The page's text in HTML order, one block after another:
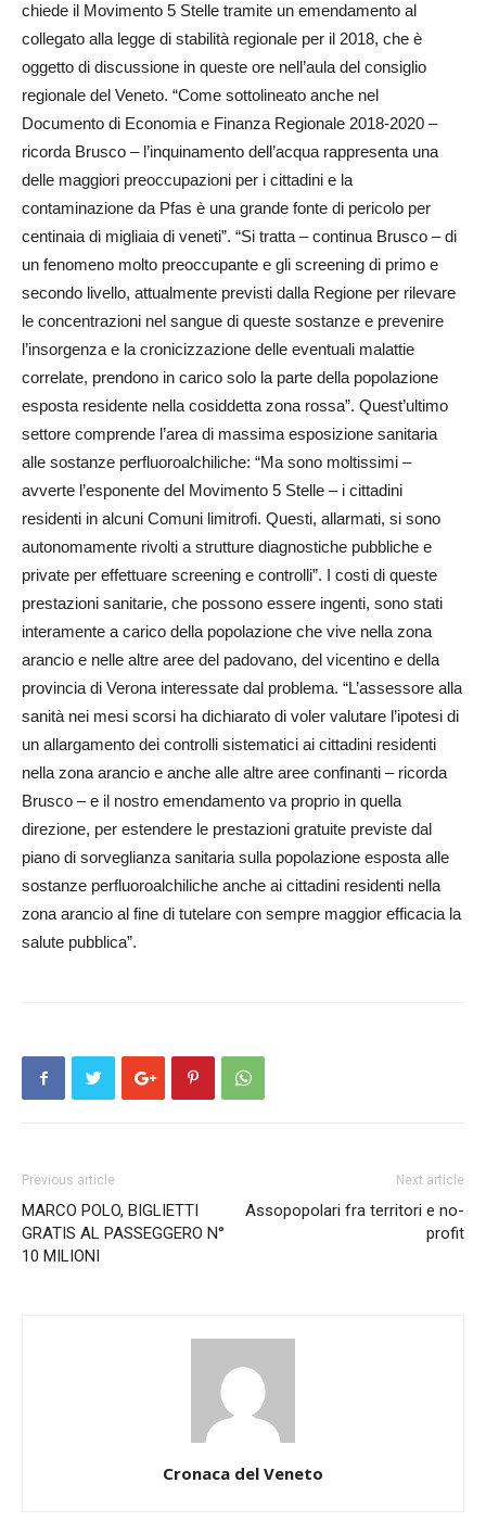
chiede il Movimento 5 Stelle tramite un emendamento al
collegato alla legge di stabilità regionale per il 2018, che è
oggetto di discussione in queste ore nell’aula del consiglio
regionale del Veneto. “Come sottolineato anche nel
Documento di Economia e Finanza Regionale 2018-2020 –
ricorda Brusco – l’inquinamento dell’acqua rappresenta una
delle maggiori preoccupazioni per i cittadini e la
contaminazione da Pfas è una grande fonte di pericolo per
centinaia di migliaia di veneti”. “Si tratta – continua Brusco – di
un fenomeno molto preoccupante e gli screening di primo e
secondo livello, attualmente previsti dalla Regione per rilevare
le concentrazioni nel sangue di queste sostanze e prevenire
l’insorgenza e la cronicizzazione delle eventuali malattie
correlate, prendono in carico solo la parte della popolazione
esposta residente nella cosiddetta zona rossa”. Quest’ultimo
settore comprende l’area di massima esposizione sanitaria
alle sostanze perfluoroalchiliche: “Ma sono moltissimi –
avverte l’esponente del Movimento 5 Stelle – i cittadini
residenti in alcuni Comuni limitrofi. Questi, allarmati, si sono
autonomamente rivolti a strutture diagnostiche pubbliche e
private per effettuare screening e controlli”. I costi di queste
prestazioni sanitarie, che possono essere ingenti, sono stati
interamente a carico della popolazione che vive nella zona
arancio e nelle altre aree del padovano, del vicentino e della
provincia di Verona interessate dal problema. “L’assessore alla
sanità nei mesi scorsi ha dichiarato di voler valutare l’ipotesi di
un allargamento dei controlli sistematici ai cittadini residenti
nella zona arancio e anche alle altre aree confinanti – ricorda
Brusco – e il nostro emendamento va proprio in quella
direzione, per estendere le prestazioni gratuite previste dal
piano di sorveglianza sanitaria sulla popolazione esposta alle
sostanze perfluoroalchiliche anche ai cittadini residenti nella
zona arancio al fine di tutelare con sempre maggior efficacia la
salute pubblica”.
Previous article
MARCO POLO, BIGLIETTI
GRATIS AL PASSEGGERO N°
10 MILIONI
Next article
Assopopolari fra territori e no-
profit
Cronaca del Veneto